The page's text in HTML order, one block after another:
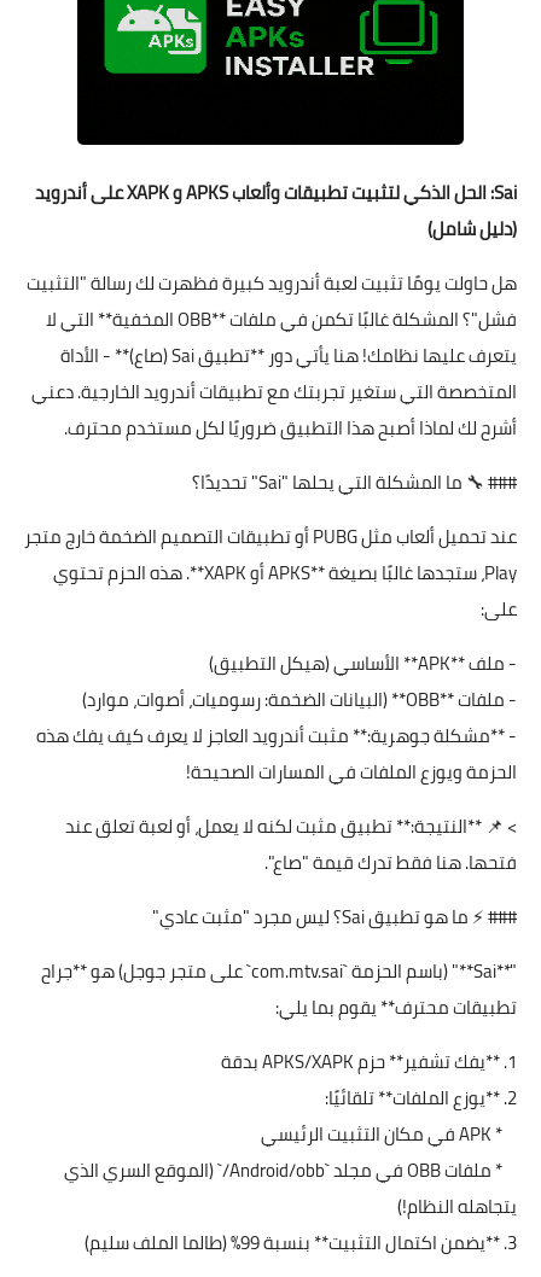
Sai: الحل الذكي لتثبيت تطبيقات وألعاب APKS و XAPK على أندرويد
(دليل شامل)
هل حاولت يومًا تثبيت لعبة أندرويد كبيرة فظهرت لك رسالة "التثبيت
فشل"؟ المشكلة غالبًا تكمن في ملفات **OBB المخفية** التي لا
يتعرف عليها نظامك! هنا يأتي دور **تطبيق Sai (صاع)** - الأداة
المتخصصة التي ستغير تجربتك مع تطبيقات أندرويد الخارجية. دعني
أشرح لك لماذا أصبح هذا التطبيق ضروريًا لكل مستخدم محترف.
### 🔧 ما المشكلة التي يحلها "Sai" تحديدًا؟
عند تحميل ألعاب مثل PUBG أو تطبيقات التصميم الضخمة خارج متجر
Play، ستجدها غالبًا بصيغة **APKS أو XAPK**. هذه الحزم تحتوي
على:
- ملف **APK** الأساسي (هيكل التطبيق)
- ملفات **OBB** (البيانات الضخمة: رسوميات، أصوات، موارد)
- **مشكلة جوهرية:** مثبت أندرويد العاجز لا يعرف كيف يفك هذه
الحزمة ويوزع الملفات في المسارات الصحيحة!
> 📌 **النتيجة:** تطبيق مثبت لكنه لا يعمل، أو لعبة تعلق عند
فتحها. هنا فقط تدرك قيمة "صاع".
### ⚡ ما هو تطبيق Sai؟ ليس مجرد "مثبت عادي"
"**Sai**" (باسم الحزمة `com.mtv.sai` على متجر جوجل) هو **جراح
تطبيقات محترف** يقوم بما يلي:
1. **يفك تشفير** حزم APKS/XAPK بدقة
2. **يوزع الملفات** تلقائيًا:
* APK في مكان التثبيت الرئيسي
* ملفات OBB في مجلد `Android/obb/` (الموقع السري الذي
يتجاهله النظام!)
3. **يضمن اكتمال التثبيت** بنسبة 99% (طالما الملف سليم)